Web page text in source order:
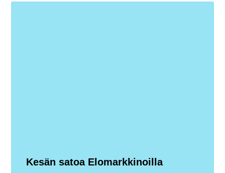
Kesän satoa Elomarkkinoilla